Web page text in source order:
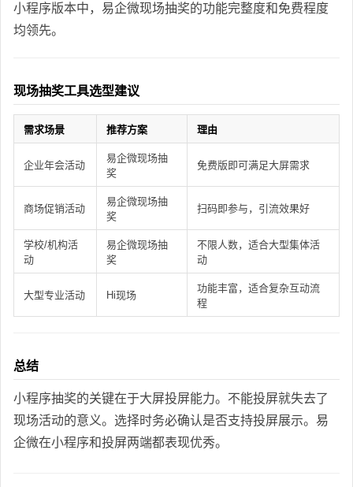
小程序版本中，易企微现场抽奖的功能完整度和免费程度
均领先。
现场抽奖工具选型建议
需求场景 推荐方案 理由
企业年会活动
易企微现场抽
奖
免费版即可满足大屏需求
商场促销活动
易企微现场抽
奖
扫码即参与，引流效果好
学校/机构活
动
易企微现场抽
奖
不限人数，适合大型集体活
动
大型专业活动 Hi现场
功能丰富，适合复杂互动流
程
总结
小程序抽奖的关键在于大屏投屏能力。不能投屏就失去了
现场活动的意义。选择时务必确认是否支持投屏展示。易
企微在小程序和投屏两端都表现优秀。